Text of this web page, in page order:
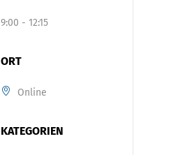
9:00 - 12:15
ORT
Online
KATEGORIEN